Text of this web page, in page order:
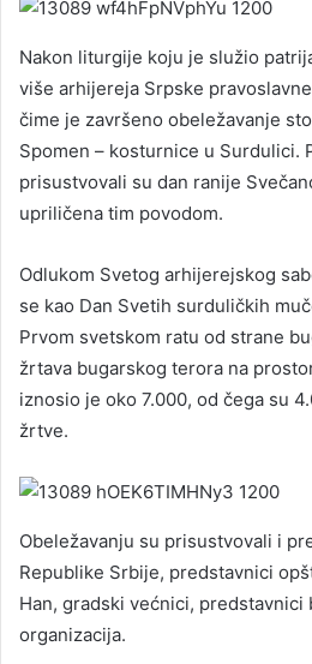
Nakon liturgije koju je služio
više arhijereja Srpske
čime je završeno obeležavanje
Spomen – kosturnice u Surdulici.
prisustvovali su dan ranije
upriličena tim povodom.
Odlukom Svetog arhijerejskog
se kao Dan Svetih surduličkih
Prvom svetskom ratu od strane
žrtava bugarskog terora na
iznosio je oko 7.000, od čega su
žrtve.
Obeležavanju su prisustvovali i
Republike Srbije, predstavnici
Han, gradski većnici,
organizacija.